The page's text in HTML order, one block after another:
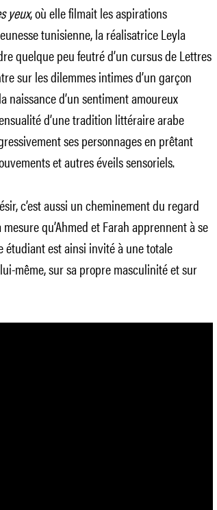
yeux, où elle filmait les aspirations
tunisienne, la réalisatrice Leyla
quelque peu feutré d’un cursus de Lettres
sur les dilemmes intimes d’un garçon
d’un sentiment amoureux
d’une tradition littéraire arabe
ses personnages en prêtant
et autres éveils sensoriels.
c’est aussi un cheminement du regard
qu’Ahmed et Farah apprennent à se
est ainsi invité à une totale
même, sur sa propre masculinité et sur